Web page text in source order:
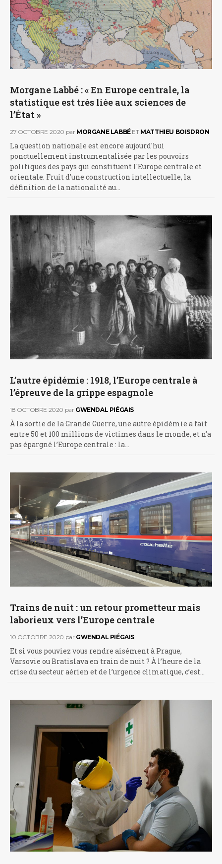
Morgane Labbé : « En Europe centrale, la
statistique est très liée aux sciences de
l’État »
27 OCTOBRE 2020 par MORGANE LABBÉET MATTHIEU BOISDRON
La question nationale est encore aujourd'hui
ponctuellement instrumentalisée par les pouvoirs
politiques des pays qui constituent l'Europe centrale et
orientale. Fruit d'une construction intellectuelle, la
définition de la nationalité au…
L’autre épidémie : 1918, l’Europe centrale à
l’épreuve de la grippe espagnole
18 OCTOBRE 2020 par GWENDAL PIÉGAIS
À la sortie de la Grande Guerre, une autre épidémie a fait
entre 50 et 100 millions de victimes dans le monde, et n’a
pas épargné l’Europe centrale : la…
Trains de nuit : un retour prometteur mais
laborieux vers l’Europe centrale
10 OCTOBRE 2020 par GWENDAL PIÉGAIS
Et si vous pouviez vous rendre aisément à Prague,
Varsovie ou Bratislava en train de nuit ? À l’heure de la
crise du secteur aérien et de l’urgence climatique, c’est…